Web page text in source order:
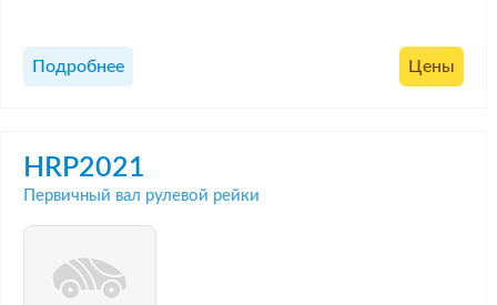
Подробнее Цены
HRP2021
Первичный вал рулевой рейки